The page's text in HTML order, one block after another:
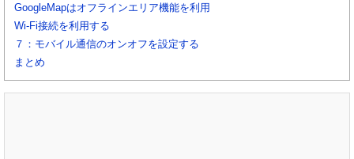
GoogleMapはオフラインエリア機能を利用
Wi-Fi接続を利用する
７：モバイル通信のオンオフを設定する
まとめ